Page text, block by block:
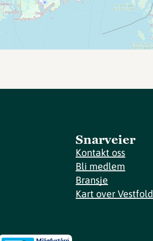
Snarveier
Kontakt oss
Bli medlem
Bransje
Kart over Vestfold